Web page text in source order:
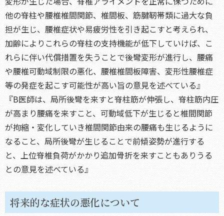
他の脊柱や腰椎椎間関節、椎間板、筋腱靭帯類に過大な負
担が生じ、腰椎症状や易疲労性を引き起こすと考えられ、
加齢によりこれらの脊柱の支持機能が低下していけば、こ
れらに伴い代償措置を失うことで後彎変形が進行し、腰痛
や腰椎可動域制限の悪化、腰椎椎間板障害、変形性腰椎症
等の発症を起こす可能性が高い旨の意見を述べている』
『B医師は、局所後彎を来すと脊柱筋が伸張し、脊柱筋内圧
が高まり腰痛を来すこと、可動域低下が生じると椎間関節
が拘縮・変化していき椎間関節由来の腰痛も生じるように
なること、局所後彎が生じることで前傾姿勢が進行する
と、上位脊椎負荷がかかり追加骨折を来すこともありうる
との意見を述べている』
将来的な症状の悪化について